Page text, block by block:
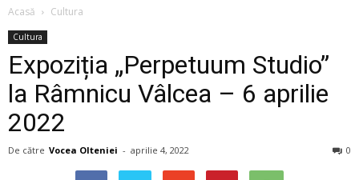
Acasă Cultura
Cultura
Expoziția „Perpetuum Studio”
la Râmnicu Vâlcea – 6 aprilie
2022
De către Vocea Olteniei - aprilie 4, 2022 0